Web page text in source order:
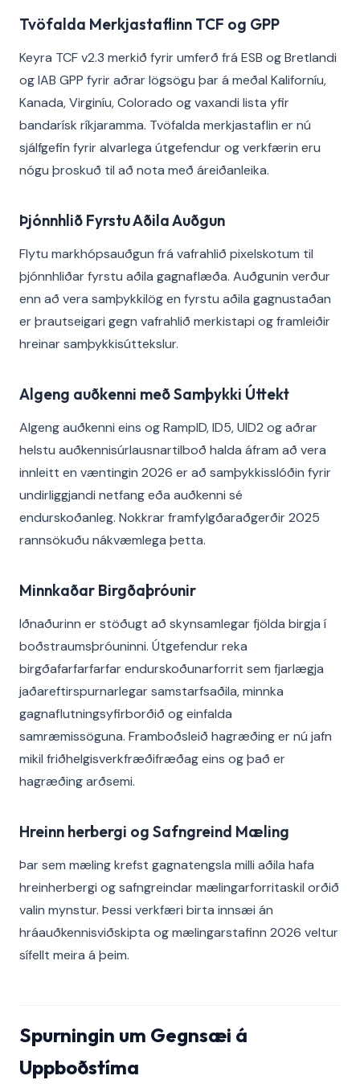
Tvöfalda Merkjastaflinn TCF og GPP
Keyra TCF v2.3 merkið fyrir umferð frá ESB og Bretlandi
og IAB GPP fyrir aðrar lögsögu þar á meðal Kaliforníu,
Kanada, Virginíu, Colorado og vaxandi lista yfir
bandarísk ríkjaramma. Tvöfalda merkjastaflin er nú
sjálfgefin fyrir alvarlega útgefendur og verkfærin eru
nógu þroskuð til að nota með áreiðanleika.
Þjónnhlið Fyrstu Aðila Auðgun
Flytu markhópsauðgun frá vafrahlið pixelskotum til
þjónnhliðar fyrstu aðila gagnaflæða. Auðgunin verður
enn að vera samþykkilög en fyrstu aðila gagnustaðan
er þrautseigari gegn vafrahlið merkistapi og framleiðir
hreinar samþykkisúttekslur.
Algeng auðkenni með Samþykki Úttekt
Algeng auðkenni eins og RampID, ID5, UID2 og aðrar
helstu auðkennisúrlausnartilboð halda áfram að vera
innleitt en væntingin 2026 er að samþykkisslóðin fyrir
undirliggjandi netfang eða auðkenni sé
endurskoðanleg. Nokkrar framfylgðaraðgerðir 2025
rannsökuðu nákvæmlega þetta.
Minnkaðar Birgðaþróunir
Iðnaðurinn er stöðugt að skynsamlegar fjölda birgja í
boðstraumsþróuninni. Útgefendur reka
birgðafarfarfarfar endurskoðunarforrit sem fjarlægja
jaðareftirspurnarlegar samstarfsaðila, minnka
gagnaflutningsyfirborðið og einfalda
samræmissöguna. Framboðsleið hagræðing er nú jafn
mikil friðhelgisverkfræðifræðag eins og það er
hagræðing arðsemi.
Hreinn herbergi og Safngreind Mæling
Þar sem mæling krefst gagnatengsla milli aðila hafa
hreinherbergi og safngreindar mælingarforritaskil orðið
valin mynstur. Þessi verkfæri birta innsæi án
hráauðkennisviðskipta og mælingarstafinn 2026 veltur
sífellt meira á þeim.
Spurningin um Gegnsæi á
Uppboðstíma